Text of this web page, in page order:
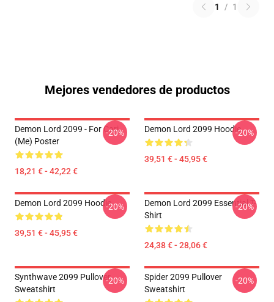
1 / 1
Mejores vendedores de productos
Demon Lord 2099 - For Cari
(me) Poster
18,21 € - 42,22 €
-20% Demon Lord 2099 Hoodie
39,51 € - 45,95 €
-20%
Demon Lord 2099 Hoodie
39,51 € - 45,95 €
-20%
Demon Lord 2099 Essential T-
Shirt
24,38 € - 28,06 €
-20%
Synthwave 2099 Pullover
Sweatshirt
-20%
Spider 2099 Pullover
Sweatshirt
-20%